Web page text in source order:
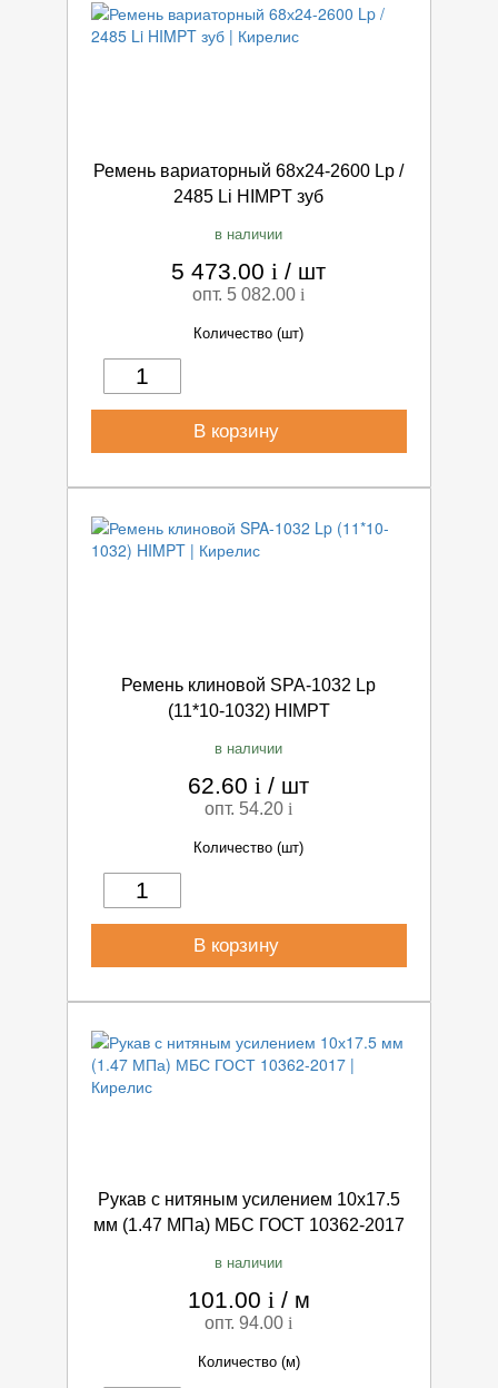
Ремень вариаторный 68х24-2600 Lp /
2485 Li HIMPT зуб
в наличии
5 473.00i / шт
опт. 5 082.00i
Количество (шт)
В корзину
Ремень клиновой SPA-1032 Lp
(11*10-1032) HIMPT
в наличии
62.60i / шт
опт. 54.20i
Количество (шт)
В корзину
Рукав с нитяным усилением 10х17.5
мм (1.47 МПа) МБС ГОСТ 10362-2017
в наличии
101.00 i / м
опт. 94.00i
Количество (м)